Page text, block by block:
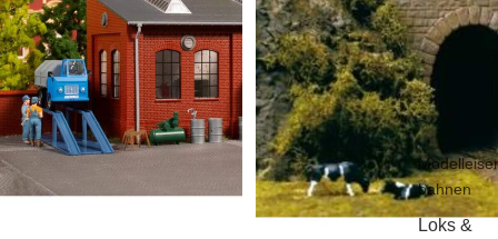
bahnen
Loks &